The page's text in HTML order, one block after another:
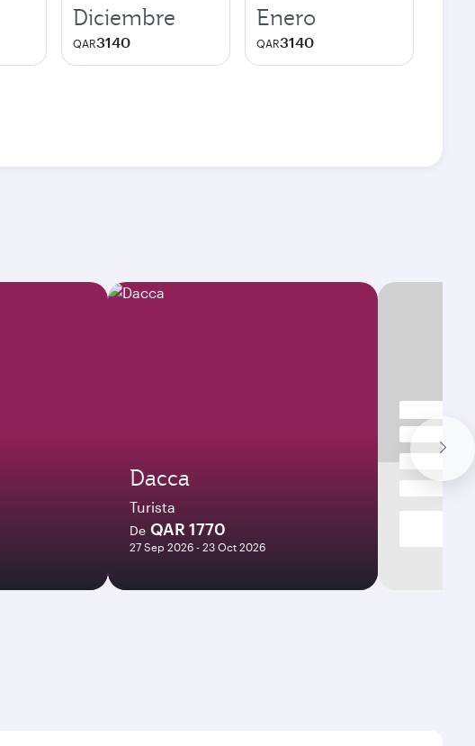
Diciembre
QAR3140
Enero
QAR3140
Dacca
Turista
De QAR 1770
27 Sep 2026 - 23 Oct 2026